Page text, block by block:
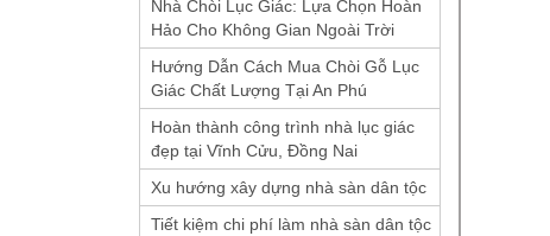
Nhà Chòi Lục Giác: Lựa Chọn Hoàn
Hảo Cho Không Gian Ngoài Trời
Hướng Dẫn Cách Mua Chòi Gỗ Lục
Giác Chất Lượng Tại An Phú
Hoàn thành công trình nhà lục giác
đẹp tại Vĩnh Cửu, Đồng Nai
Xu hướng xây dựng nhà sàn dân tộc
Tiết kiệm chi phí làm nhà sàn dân tộc